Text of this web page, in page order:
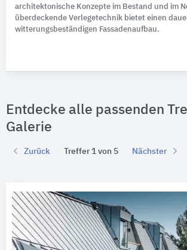
architektonische Konzepte im Bestand und im
überdeckende Verlegetechnik bietet einen
witterungsbeständigen Fassadenaufbau.
Entdecke alle passenden
Galerie
Zurück Treffer 1 von 5 Nächster